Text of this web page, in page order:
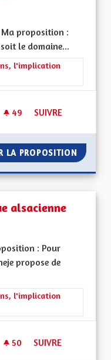
proposition :
le domaine...
: Les solidarités, les soins
l'implication
49 49 ABONNÉS
SUIVRE
LA PROPOSITION
alsacienne
: Pour
propose de
: Les solidarités, les soins
l'implication
50 50 ABONNÉS
SUIVRE